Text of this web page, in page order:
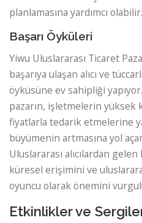
planlamasına yardımcı olabilir.
Başarı Öyküleri
Yiwu Uluslararası Ticaret
başarıya ulaşan alıcı ve
öyküsüne ev sahipliği
pazarın, işletmelerin
fiyatlarla tedarik etmelerine
büyümenin artmasına yol
Uluslararası alıcılardan
küresel erişimini ve
oyuncu olarak önemini
Etkinlikler ve